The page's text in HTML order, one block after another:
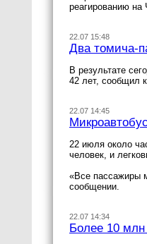
реагированию
22.07 15:48
Два томича-
В результате
42 лет, сообщил
22.07 14:45
22 июля около
человек, и
«Все пассажиры
сообщении.
22.07 14:34
Более 10